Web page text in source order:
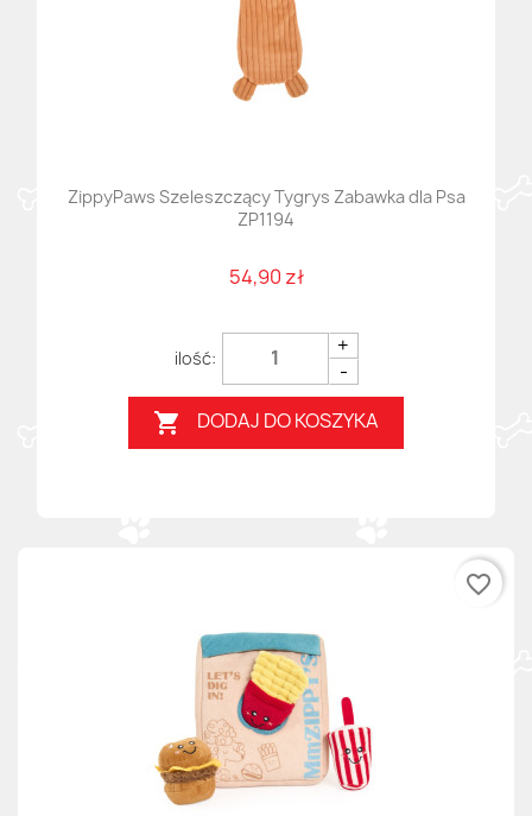
ZippyPaws Szeleszczący Tygrys Zabawka dla Psa
ZP1194
54,90 zł
+
-
 DODAJ DO KOSZYKA
favorite_border